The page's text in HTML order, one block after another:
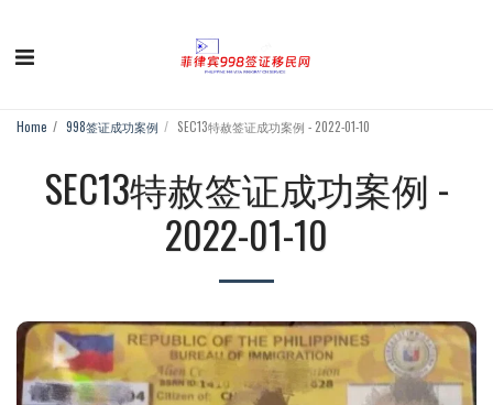
Home 998签证成功案例 SEC13特赦签证成功案例 - 2022-01-10
SEC13特赦签证成功案例 -
2022-01-10